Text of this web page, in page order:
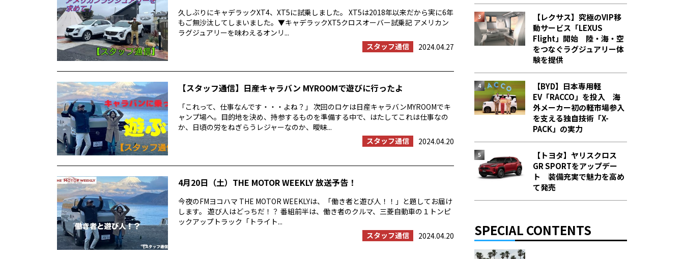
久しぶりにキャデラックXT4、XT5に試乗しました。 XT5は2018年以来だから実に6年
もご無沙汰してしまいました。▼キャデラックXT5クロスオーバー試乗記 アメリカン
ラグジュアリーを味わえるオンリ...
スタッフ通信
2024.04.27
【スタッフ通信】日産キャラバン MYROOMで遊びに行ったよ
「これって、仕事なんです・・・よね？」 次回のロケは日産キャラバンMYROOMでキ
ャンプ場へ。目的地を決め、持参するものを準備する中で、はたしてこれは仕事なの
か、日頃の労をねぎらうレジャーなのか、曖昧...
スタッフ通信
2024.04.20
4月20日（土）THE MOTOR WEEKLY 放送予告！
今夜のFMヨコハマ THE MOTOR WEEKLYは、「働き者と遊び人！！」と題してお届け
します。 遊び人はどっちだ！？ 番組前半は、働き者のクルマ、三菱自動車の１トンピ
ックアップトラック「トライト...
スタッフ通信
2024.04.20
【レクサス】究極のVIP移
動サービス「LEXUS
Flight」開始 陸・海・空
をつなぐラグジュアリー体
験を提供
【BYD】日本専用軽
EV「RACCO」を投入 海
外メーカー初の軽市場参入
を支える独自技術「X-
PACK」の実力
【トヨタ】ヤリスクロス
GR SPORTをアップデー
ト 装備充実で魅力を高め
て発売
SPECIAL CONTENTS